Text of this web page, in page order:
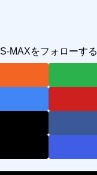
S-MAXをフォローする